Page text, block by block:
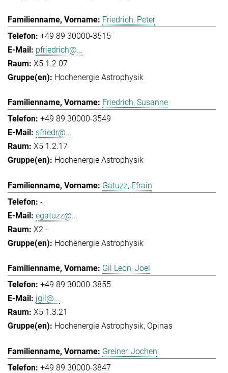
Friedrich, Peter
+49 89 30000-3515
pfriedrich@...
X5 1.2.07
Hochenergie Astrophysik
Friedrich, Susanne
+49 89 30000-3549
sfriedr@...
X5 1.2.17
Hochenergie Astrophysik
Gatuzz, Efrain
-
egatuzz@...
X2 -
Hochenergie Astrophysik
Gil Leon, Joel
+49 89 30000-3855
jgil@...
X5 1.3.21
Hochenergie Astrophysik Opinas
Greiner, Jochen
+49 89 30000-3847